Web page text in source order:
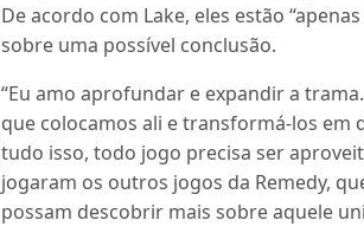
De acordo com Lake, eles estão
sobre uma possível conclusão.
“Eu amo aprofundar e expandir a
que colocamos ali e transformá-los em
tudo isso, todo jogo precisa ser
jogaram os outros jogos da Remedy,
possam descobrir mais sobre aquele